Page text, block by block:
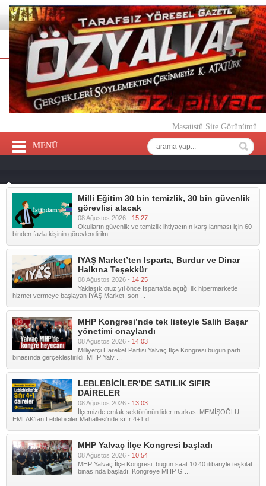
Masaüstü Site Görünümü
MENÜ
Milli Eğitim 30 bin temizlik, 30 bin güvenlik
görevlisi alacak
08 Ağustos 2026 - 15:27
Okulların güvenlik ve temizlik ihtiyacının karşılanması için 60
binden fazla kişinin görevlendirilm ...
IYAŞ Market’ten Isparta, Burdur ve Dinar
Halkına Teşekkür
08 Ağustos 2026 - 14:25
Yaklaşık otuz yıl önce Isparta'da açtığı ilk hipermarketle
hizmet vermeye başlayan IYAŞ Market, son ...
MHP Kongresi’nde tek listeyle Salih Başar
yönetimi onaylandı
08 Ağustos 2026 - 14:03
Milliyetçi Hareket Partisi Yalvaç İlçe Kongresi bugün parti
binasında gerçekleştirildi. MHP Yalv ...
LEBLEBİCİLER’DE SATILIK SIFIR
DAİRELER
08 Ağustos 2026 - 13:03
İlçemizde emlak sektörünün lider markası MEMİŞOĞLU
EMLAK'tan Leblebiciler Mahallesi'nde sıfır 4+1 d ...
MHP Yalvaç İlçe Kongresi başladı
08 Ağustos 2026 - 10:54
MHP Yalvaç İlçe Kongresi, bugün saat 10.40 itibariyle teşkilat
binasında başladı. Kongreye MHP G ...